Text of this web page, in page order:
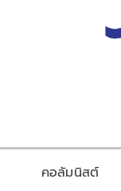
คอลัมนิสต์